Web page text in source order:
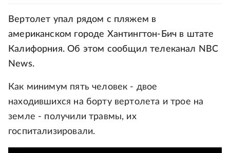
Вертолет упал рядом с пляжем в
американском городе Хантингтон-Бич в штате
Калифорния. Об этом сообщил телеканал NBC
News.
Как минимум пять человек - двое
находившихся на борту вертолета и трое на
земле - получили травмы, их
госпитализировали.